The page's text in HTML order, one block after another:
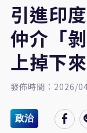
引進印
仲介「
上掉下
發佈時間：2026/
政治